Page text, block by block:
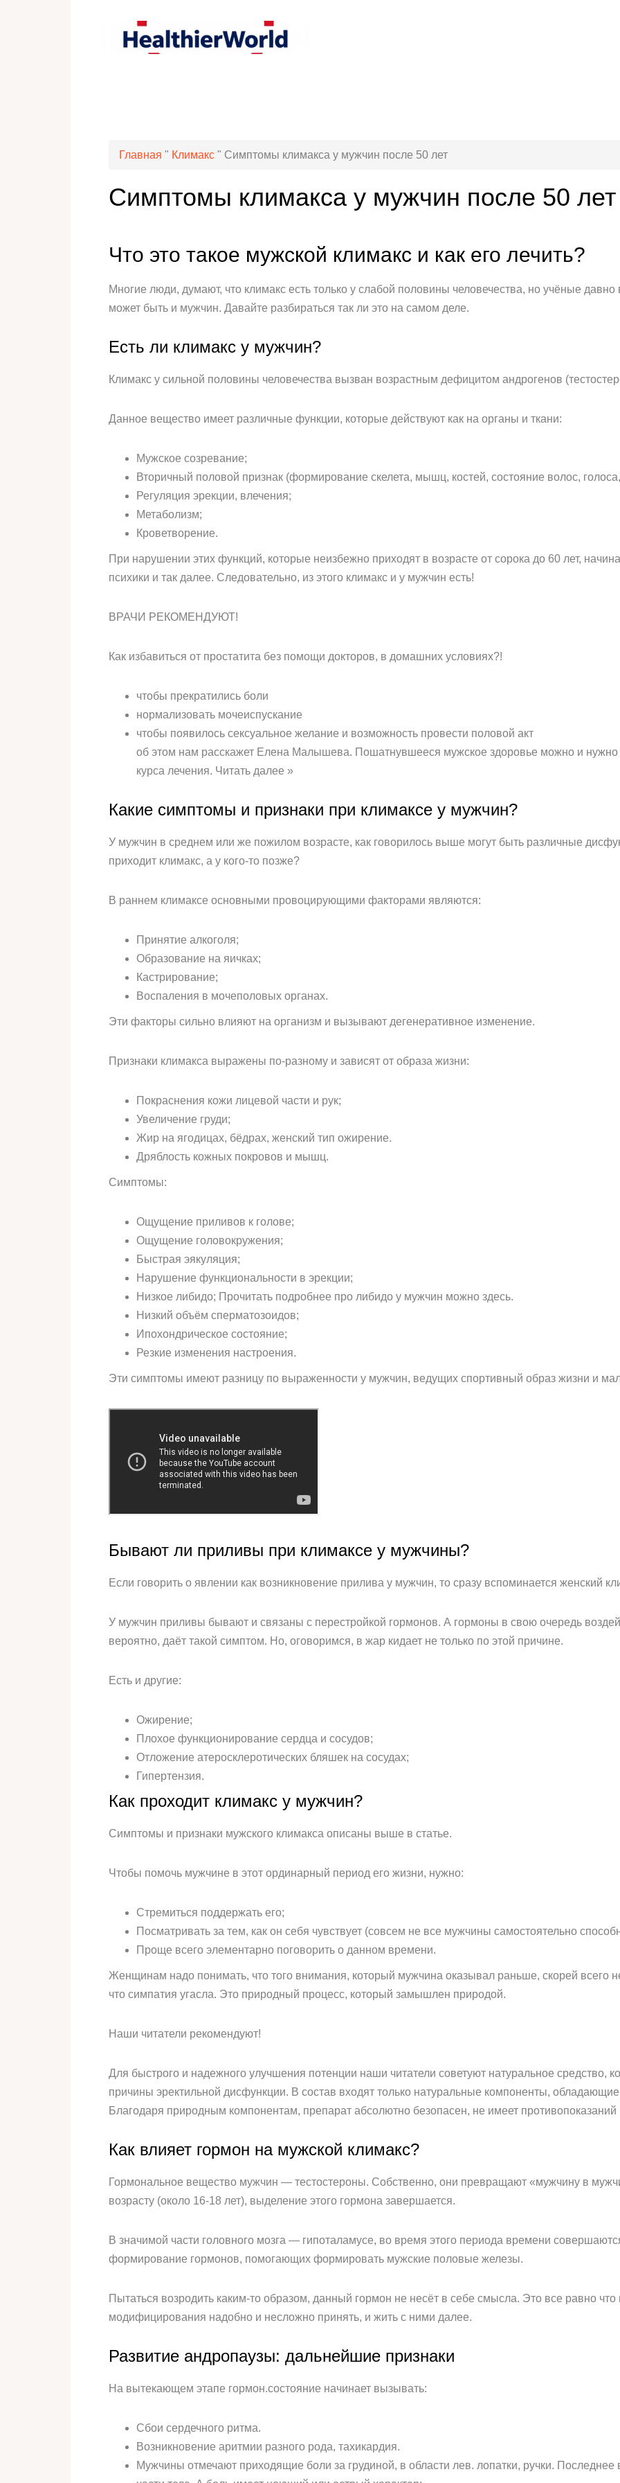
Главная " Климакс " Симптомы климакса у мужчин после 50 лет
Симптомы климакса у мужчин после 50 лет
Что это такое мужской климакс и как его лечить?
Многие люди, думают, что климакс есть только у слабой половины человечества, но учёные давно
может быть и мужчин. Давайте разбираться так ли это на самом деле.
Есть ли климакс у мужчин?
Климакс у сильной половины человечества вызван возрастным дефицитом андрогенов
Данное вещество имеет различные функции, которые действуют как на органы и ткани:
Мужское созревание;
Вторичный половой признак (формирование скелета, мышц, костей, состояние волос,
Регуляция эрекции, влечения;
Метаболизм;
Кроветворение.
При нарушении этих функций, которые неизбежно приходят в возрасте от сорока до 60 лет,
психики и так далее. Следовательно, из этого климакс и у мужчин есть!
ВРАЧИ РЕКОМЕНДУЮТ!
Как избавиться от простатита без помощи докторов, в домашних условиях?!
чтобы прекратились боли
нормализовать мочеиспускание
чтобы появилось сексуальное желание и возможность провести половой акт
об этом нам расскажет Елена Малышева. Пошатнувшееся мужское здоровье можно и
курса лечения. Читать далее »
Какие симптомы и признаки при климаксе у мужчин?
У мужчин в среднем или же пожилом возрасте, как говорилось выше могут быть различные
приходит климакс, а у кого-то позже?
В раннем климаксе основными провоцирующими факторами являются:
Принятие алкоголя;
Образование на яичках;
Кастрирование;
Воспаления в мочеполовых органах.
Эти факторы сильно влияют на организм и вызывают дегенеративное изменение.
Признаки климакса выражены по-разному и зависят от образа жизни:
Покраснения кожи лицевой части и рук;
Увеличение груди;
Жир на ягодицах, бёдрах, женский тип ожирение.
Дряблость кожных покровов и мышц.
Симптомы:
Ощущение приливов к голове;
Ощущение головокружения;
Быстрая эякуляция;
Нарушение функциональности в эрекции;
Низкое либидо; Прочитать подробнее про либидо у мужчин можно здесь.
Низкий объём сперматозоидов;
Ипохондрическое состояние;
Резкие изменения настроения.
Эти симптомы имеют разницу по выраженности у мужчин, ведущих спортивный образ жизни и
Бывают ли приливы при климаксе у мужчины?
Если говорить о явлении как возникновение прилива у мужчин, то сразу вспоминается женский
У мужчин приливы бывают и связаны с перестройкой гормонов. А гормоны в свою очередь
вероятно, даёт такой симптом. Но, оговоримся, в жар кидает не только по этой причине.
Есть и другие:
Ожирение;
Плохое функционирование сердца и сосудов;
Отложение атеросклеротических бляшек на сосудах;
Гипертензия.
Как проходит климакс у мужчин?
Симптомы и признаки мужского климакса описаны выше в статье.
Чтобы помочь мужчине в этот ординарный период его жизни, нужно:
Стремиться поддержать его;
Посматривать за тем, как он себя чувствует (совсем не все мужчины самостоятельно
Проще всего элементарно поговорить о данном времени.
Женщинам надо понимать, что того внимания, который мужчина оказывал раньше, скорей всего
что симпатия угасла. Это природный процесс, который замышлен природой.
Наши читатели рекомендуют!
Для быстрого и надежного улучшения потенции наши читатели советуют натуральное средство,
причины эректильной дисфункции. В состав входят только натуральные компоненты,
Благодаря природным компонентам, препарат абсолютно безопасен, не имеет
Как влияет гормон на мужской климакс?
Гормональное вещество мужчин — тестостероны. Собственно, они превращают «мужчину в
возрасту (около 16-18 лет), выделение этого гормона завершается.
В значимой части головного мозга — гипоталамусе, во время этого периода времени
формирование гормонов, помогающих формировать мужские половые железы.
Пытаться возродить каким-то образом, данный гормон не несёт в себе смысла. Это все равно
модифицирования надобно и несложно принять, и жить с ними далее.
Развитие андропаузы: дальнейшие признаки
На вытекающем этапе гормон.состояние начинает вызывать:
Сбои сердечного ритма.
Возникновение аритмии разного рода, тахикардия.
Мужчины отмечают приходящие боли за грудиной, в области лев. лопатки, ручки. Последнее